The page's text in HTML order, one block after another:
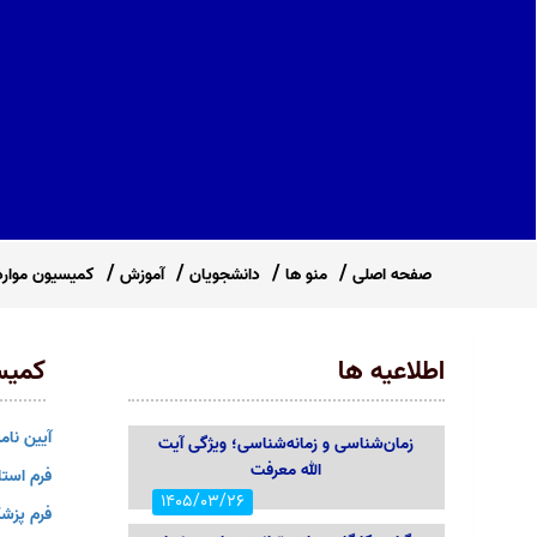
صفحه اصلی منو ها دانشجویان آموزش کمیسیون
آیین
فرم
فرم
اطلاعیه ها
1405/03/26
زمان‌شناسی و زمانه‌شناسی؛ ویژگی آیت
الله معرفت